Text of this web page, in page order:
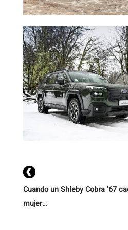
Cuando un Shleby Cobra ’67
mujer…